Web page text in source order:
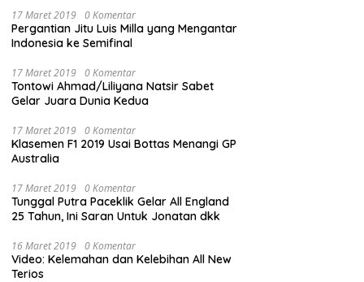
17 Maret 2019 0 Komentar
Pergantian Jitu Luis Milla yang Mengantar
Indonesia ke Semifinal
17 Maret 2019 0 Komentar
Tontowi Ahmad/Liliyana Natsir Sabet
Gelar Juara Dunia Kedua
17 Maret 2019 0 Komentar
Klasemen F1 2019 Usai Bottas Menangi GP
Australia
17 Maret 2019 0 Komentar
Tunggal Putra Paceklik Gelar All England
25 Tahun, Ini Saran Untuk Jonatan dkk
16 Maret 2019 0 Komentar
Video: Kelemahan dan Kelebihan All New
Terios